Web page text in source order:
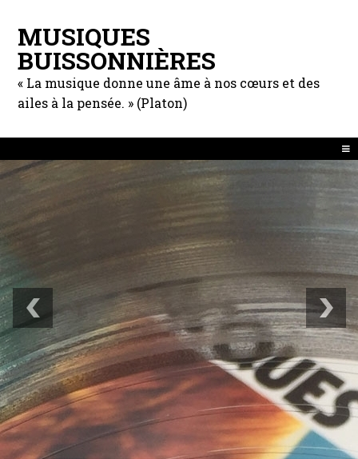
MUSIQUES
BUISSONNIÈRES
« La musique donne une âme à nos cœurs et des
ailes à la pensée. » (Platon)